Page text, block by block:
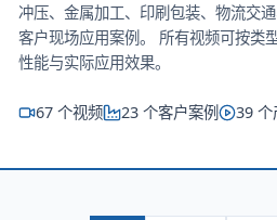
冲压、金属加工、印刷包装、物流交
客户现场应用案例。 所有视频可按类
性能与实际应用效果。
67 个视频 23个客户案例 39 个